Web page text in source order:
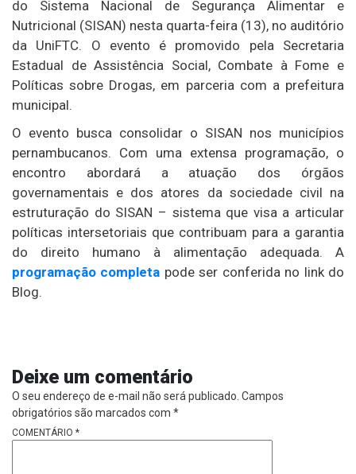
do Sistema Nacional de Segurança Alimentar e
Nutricional (SISAN) nesta quarta-feira (13), no auditório
da UniFTC. O evento é promovido pela Secretaria
Estadual de Assistência Social, Combate à Fome e
Políticas sobre Drogas, em parceria com a prefeitura
municipal.
O evento busca consolidar o SISAN nos municípios
pernambucanos. Com uma extensa programação, o
encontro abordará a atuação dos órgãos
governamentais e dos atores da sociedade civil na
estruturação do SISAN – sistema que visa a articular
políticas intersetoriais que contribuam para a garantia
do direito humano à alimentação adequada. A
programação completa pode ser conferida no link do
Blog.
Deixe um comentário
O seu endereço de e-mail não será publicado. Campos
obrigatórios são marcados com *
COMENTÁRIO *